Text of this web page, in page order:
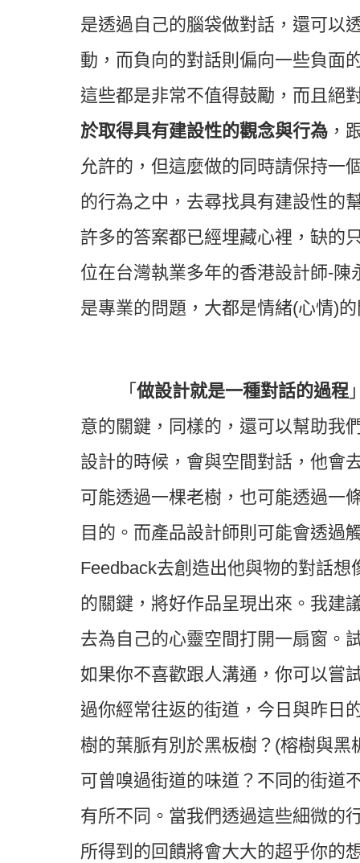
是透過自己的腦袋做對話，還可以
動，而負向的對話則偏向一些負面
這些都是非常不值得鼓勵，而且絕
於取得具有建設性的觀念與行為 ，
允許的，但這麼做的同時請保持一
的行為之中，去尋找具有建設性的
許多的答案都已經埋藏心裡，缺的
位在台灣執業多年的香港設計師-陳
是專業的問題，大都是情緒(心情)
「 做設計就是一種對話的過程
意的關鍵，同樣的，還可以幫助我
設計的時候，會與空間對話，他會
可能透過一棵老樹，也可能透過一
目的。而產品設計師則可能會透過
Feedback去創造出他與物的對話想
的關鍵，將好作品呈現出來。我建
去為自己的心靈空間打開一扇窗。
如果你不喜歡跟人溝通，你可以嘗
過你經常往返的街道，今日與昨日
樹的葉脈有別於黑板樹？ (榕樹與黑
可曾嗅過街道的味道？不同的街道
有所不同。當我們透過這些細微的
所得到的回饋將會大大的超乎你的